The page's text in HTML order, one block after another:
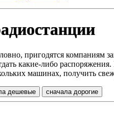
пригодятся компаниям
какие-либо
машинах, получить